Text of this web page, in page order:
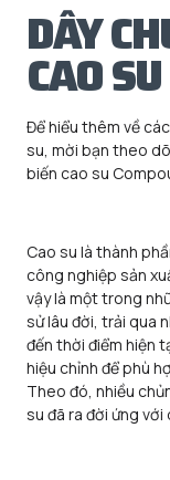
DÂY
CAO
Để hiểu thêm về
su, mời bạn theo
biến cao su
Cao su là thành
công nghiệp sản
vậy là một trong
sử lâu đời, trải qua
đến thời điểm hiện
hiệu chỉnh để phù
Theo đó, nhiều
su đã ra đời ứng với